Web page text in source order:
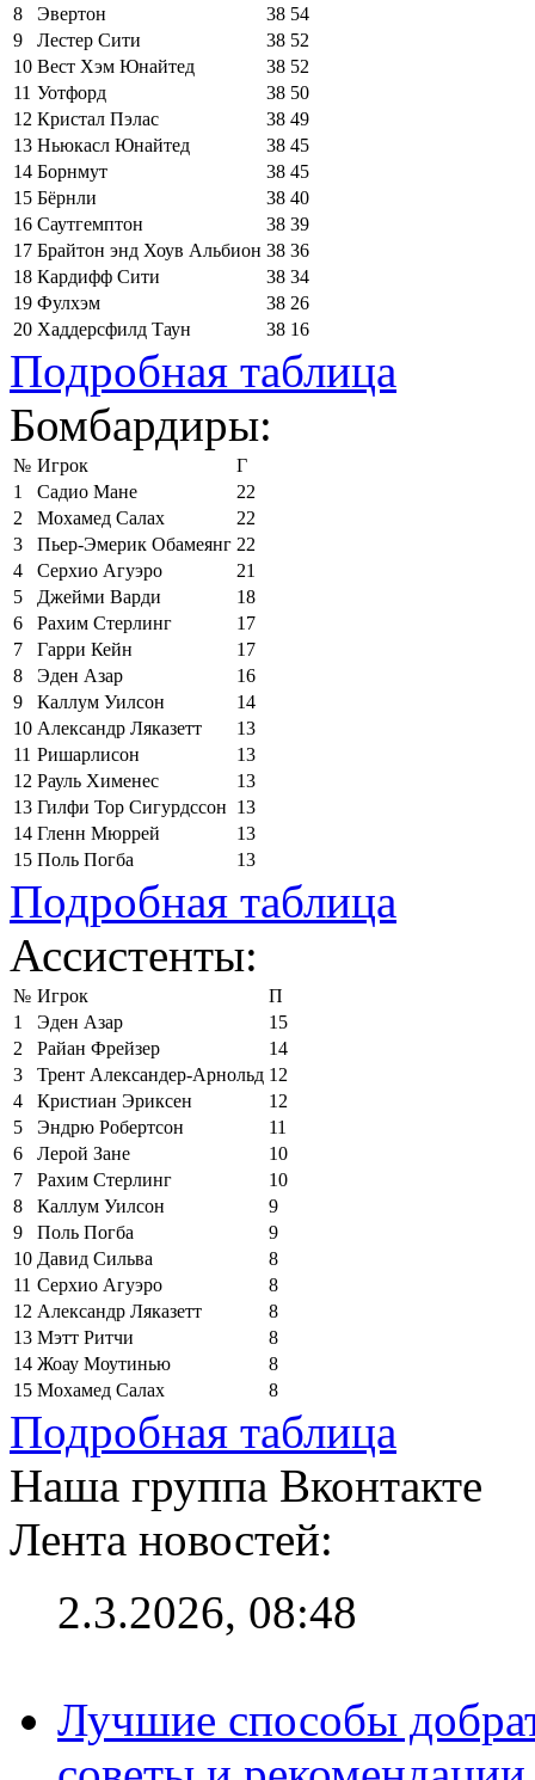
8
Эвертон 38 54
9
Лестер Сити 38 52
10 Вест Хэм Юнайтед 38 52
11 Уотфорд 38 50
12 Кристал Пэлас 38 49
13 Ньюкасл Юнайтед 38 45
14 Борнмут 38 45
15 Бёрнли 38 40
16 Саутгемптон 38 39
17 Брайтон энд Хоув Альбион 38 36
18 Кардифф Сити 38 34
19 Фулхэм 38 26
20 Хаддерсфилд Таун 38 16
Подробная таблица
Бомбардиры:
№ Игрок
Г
1
Садио Мане
22
2
Мохамед Салах
22
3
Пьер-Эмерик Обамеянг 22
4
Серхио Агуэро
21
5
Джейми Варди
18
6
Рахим Стерлинг
17
7
Гарри Кейн
17
8
Эден Азар
16
9
Каллум Уилсон
14
10 Александр Ляказетт
13
11 Ришарлисон
13
12 Рауль Хименес
13
13 Гилфи Тор Сигурдссон 13
14 Гленн Мюррей
13
15 Поль Погба 13
Подробная таблица
Ассистенты:
№ Игрок
П
1
Эден Азар
15
2
Райан Фрейзер
14
3
Трент Александер-Арнольд 12
4
Кристиан Эриксен
12
5
Эндрю Робертсон
11
6
Лерой Зане
10
7
Рахим Стерлинг
10
8
Каллум Уилсон
9
9
Поль Погба
9
10 Давид Сильва
8
11 Серхио Агуэро
8
12 Александр Ляказетт
8
13 Мэтт Ритчи
8
14 Жоау Моутинью
8
15 Мохамед Салах 8
Подробная таблица
Наша группа Вконтакте
Лента новостей:
2.3.2026, 08:48
Лучшие способы